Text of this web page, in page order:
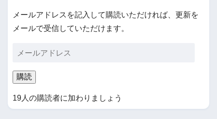
メールアドレスを記入して購読いただければ、更新を
メールで受信していただけます。
購読
19人の購読者に加わりましょう